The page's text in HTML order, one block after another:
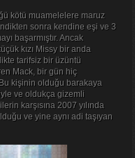
kötü muamelelere maruz
sonra kendine eşi ve 3
başarmıştır. Ancak
kızı Missy bir anda
tarifsiz bir üzüntü
Mack, bir gün hiç
Bu kişinin olduğu barakaya
ve oldukça gizemli
karşısına 2007 yılında
ve yine aynı adi taşıyan